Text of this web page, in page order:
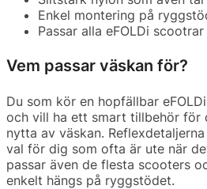
Enkel montering på
Passar alla eFOLDi
Vem passar väskan för?
Du som kör en hopfällbar
och vill ha ett smart tillbehör för
nytta av väskan.
val för dig som ofta är ute när
passar även de flesta scooters
enkelt hängs på ryggstödet.